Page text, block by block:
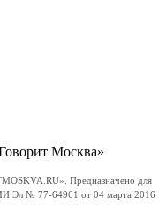
Москва»
Предназначено для
Эл № 77-64961 от 04 марта 2016